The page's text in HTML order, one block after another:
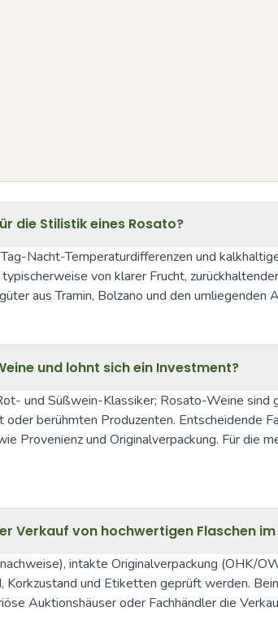
die Stilistik eines Rosato?
Nacht-Temperaturdifferenzen und
von klarer Frucht,
aus Tramin, Bolzano und den umliegenden
und lohnt sich ein Investment?
und Süßwein-Klassiker; Rosato-Weine
berühmten Produzenten. Entscheidende
Provenienz und Originalverpackung. Für die
Verkauf von hochwertigen Flaschen
intakte Originalverpackung (OHK/
und Etiketten geprüft werden.
Auktionshäuser oder Fachhändler die